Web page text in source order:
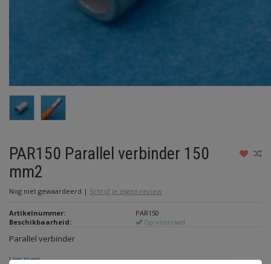
PAR150 Parallel verbinder 150
mm2
Nog niet gewaardeerd | Schrijf je eigen review
Artikelnummer:
PAR150
Beschikbaarheid:
Op voorraad
Parallel verbinder
Lees meer